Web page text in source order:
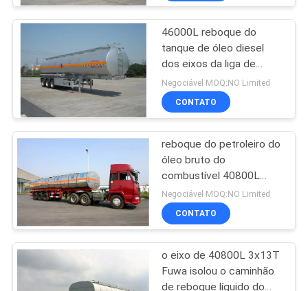
DA
QUALIDADE
CONTACTE-
NOS
PEÇA
UMAS
CITAÇÕES
Plataforma da
inspeção da ponte
Equipamento da
inspeção da ponte
34
46000L reboque do
tanque de óleo diesel
dos eixos da liga de
alumínio 3, reboque leve
da gasolina
Negociável MOQ:NO Limited
CONTATO
reboque do petroleiro do
óleo bruto do
combustível 40800L
semi para os eixos do
petróleo 40.8cbm 3
Negociável MOQ:NO Limited
CONTATO
o eixo de 40800L 3x13T
Fuwa isolou o caminhão
de reboque líquido do